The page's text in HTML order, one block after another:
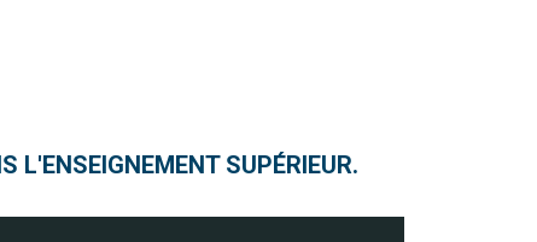
L'ENSEIGNEMENT SUPÉRIEUR.